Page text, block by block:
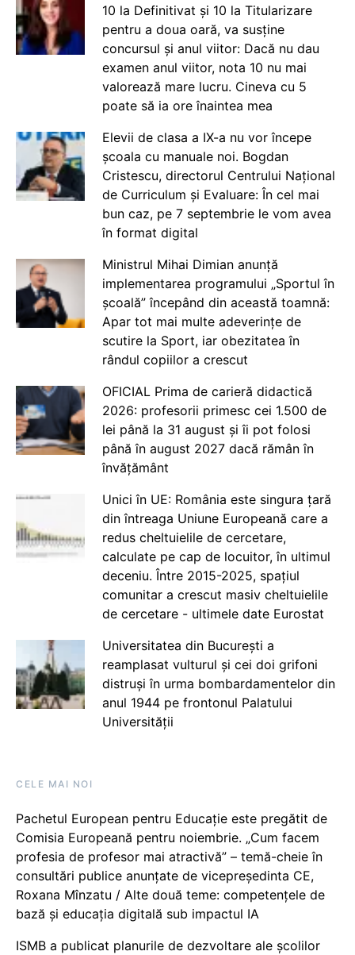
10 la Definitivat și 10 la Titularizare
pentru a doua oară, va susține
concursul și anul viitor: Dacă nu dau
examen anul viitor, nota 10 nu mai
valorează mare lucru. Cineva cu 5
poate să ia ore înaintea mea
Elevii de clasa a IX-a nu vor începe
școala cu manuale noi. Bogdan
Cristescu, directorul Centrului Național
de Curriculum și Evaluare: În cel mai
bun caz, pe 7 septembrie le vom avea
în format digital
Ministrul Mihai Dimian anunță
implementarea programului „Sportul în
școală” începând din această toamnă:
Apar tot mai multe adeverințe de
scutire la Sport, iar obezitatea în
rândul copiilor a crescut
OFICIAL Prima de carieră didactică
2026: profesorii primesc cei 1.500 de
lei până la 31 august și îi pot folosi
până în august 2027 dacă rămân în
învățământ
Unici în UE: România este singura țară
din întreaga Uniune Europeană care a
redus cheltuielile de cercetare,
calculate pe cap de locuitor, în ultimul
deceniu. Între 2015-2025, spațiul
comunitar a crescut masiv cheltuielile
de cercetare - ultimele date Eurostat
Universitatea din București a
reamplasat vulturul și cei doi grifoni
distruși în urma bombardamentelor din
anul 1944 pe frontonul Palatului
Universității
CELE MAI NOI
Pachetul European pentru Educație este pregătit de
Comisia Europeană pentru noiembrie. „Cum facem
profesia de profesor mai atractivă” – temă-cheie în
consultări publice anunțate de vicepreședinta CE,
Roxana Mînzatu / Alte două teme: competențele de
bază și educația digitală sub impactul IA
ISMB a publicat planurile de dezvoltare ale școlilor